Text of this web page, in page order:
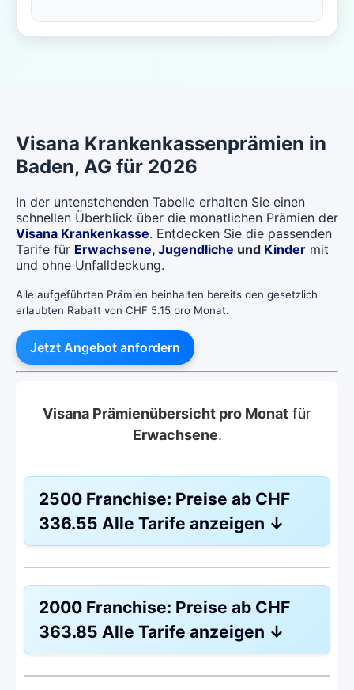
Visana Krankenkassenprämien in
Baden, AG für 2026
In der untenstehenden Tabelle erhalten Sie einen
schnellen Überblick über die monatlichen Prämien der
Visana Krankenkasse. Entdecken Sie die passenden
Tarife für Erwachsene, Jugendliche und Kinder mit
und ohne Unfalldeckung.
Alle aufgeführten Prämien beinhalten bereits den gesetzlich
erlaubten Rabatt von CHF 5.15 pro Monat.
Jetzt Angebot anfordern
Visana Prämienübersicht pro Monat für
Erwachsene.
2500 Franchise: Preise ab CHF
336.55 Alle Tarife anzeigen ↓
Ohne Unfalldeckung:
CHF 336.55
Mit Unfalldeckung:
2000 Franchise: Preise ab CHF
363.85 Alle Tarife anzeigen ↓